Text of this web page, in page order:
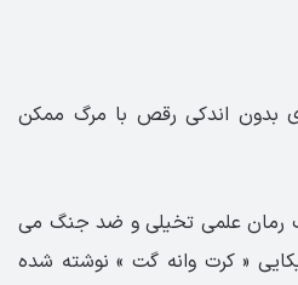
اندکی رقص با مرگ ممکن
رمان علمی تخیلی و ضد جنگ می
« کرت وانه گت » نوشته شده